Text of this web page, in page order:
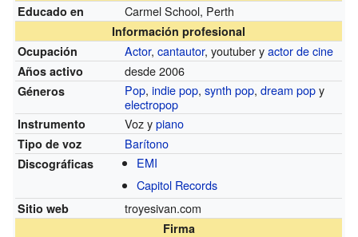
Educado en
Carmel School, Perth
Información profesional
Ocupación
Actor,cantautor, youtuber yactor de cine
Años activo desde 2006
Géneros Pop,indie pop,synth pop,dream popy
electropop
Instrumento Voz ypiano
Tipo de voz Barítono
Discográficas
EMI
Capitol Records
Sitio web troyesivan.com
Firma